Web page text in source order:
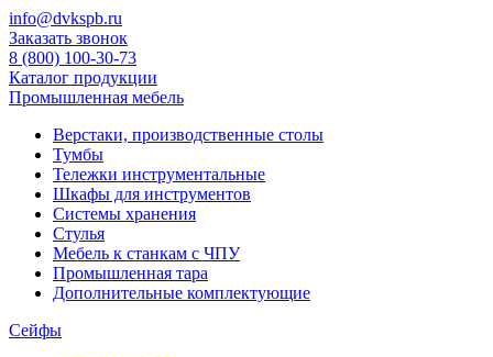
info@dvkspb.ru
Заказать звонок
8 (800) 100-30-73
Каталог продукции
Промышленная мебель
Верстаки, производственные столы
Тумбы
Тележки инструментальные
Шкафы для инструментов
Системы хранения
Стулья
Мебель к станкам с ЧПУ
Промышленная тара
Дополнительные комплектующие
Сейфы